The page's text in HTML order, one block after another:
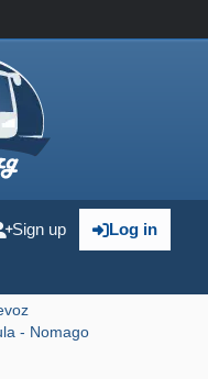
Log in
Sign up
- Nomago